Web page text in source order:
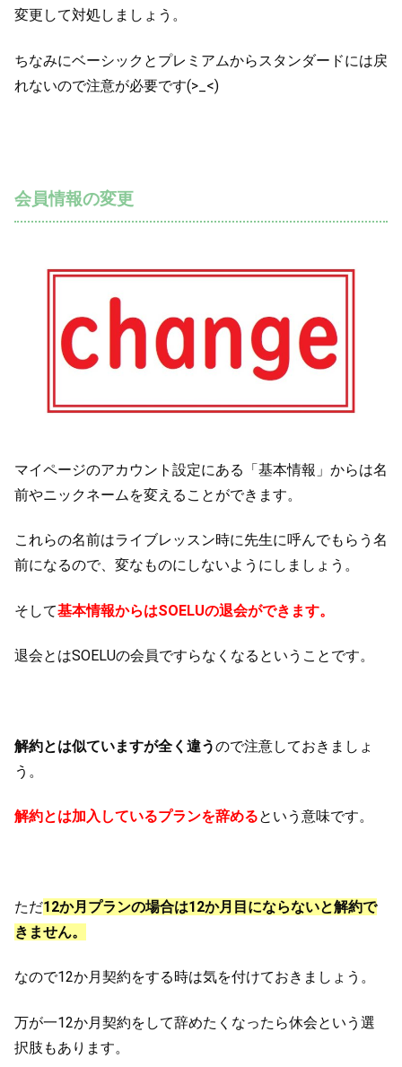
変更して対処しましょう。
ちなみにベーシックとプレミアムからスタンダードには戻
れないので注意が必要です(>_<)
会員情報の変更
マイページのアカウント設定にある「基本情報」からは名
前やニックネームを変えることができます。
これらの名前はライブレッスン時に先生に呼んでもらう名
前になるので、変なものにしないようにしましょう。
そして基本情報からはSOELUの退会ができます。
退会とはSOELUの会員ですらなくなるということです。
解約とは似ていますが全く違うので注意しておきましょ
う。
解約とは加入しているプランを辞めるという意味です。
ただ12か月プランの場合は12か月目にならないと解約で
きません。
なので12か月契約をする時は気を付けておきましょう。
万が一12か月契約をして辞めたくなったら休会という選
択肢もあります。